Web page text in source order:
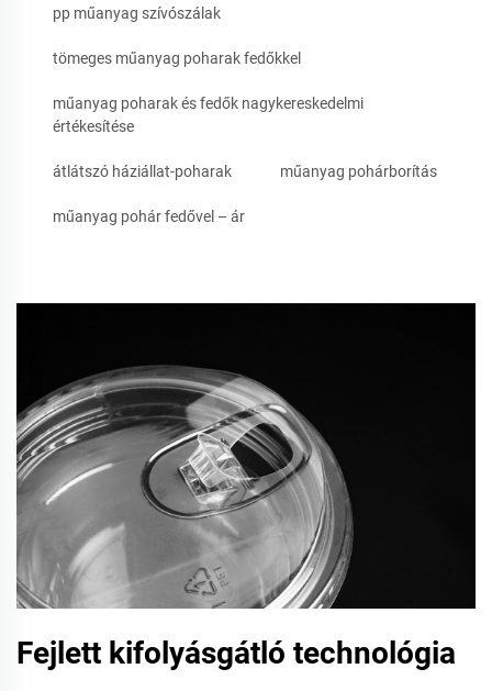
pp műanyag szívószálak
tömeges műanyag poharak fedőkkel
műanyag poharak és fedők nagykereskedelmi
értékesítése
átlátszó háziállat-poharak műanyag pohárborítás
műanyag pohár fedővel – ár
Fejlett kifolyásgátló technológia